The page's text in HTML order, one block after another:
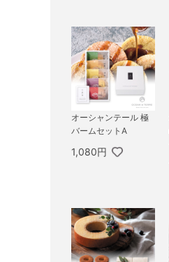
オーシャンテール 極
バームセットA
1,080円